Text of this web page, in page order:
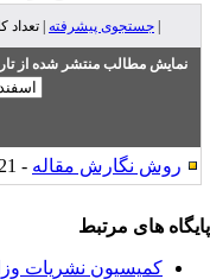
جستجوی پیشرفته| تعداد کل مطالب: 1 | تعداد کل
نمایش مطالب منتشر شده از
روش نگارش مقاله- 1391/9/21 -
های مرتبط
کمیسیون نشریات